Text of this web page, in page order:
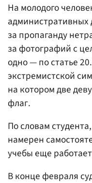
На молодого
административных
за пропаганду
за фотографий с
одно — по статье
экстремистской
на котором две
флаг.
По словам
намерен
учебы еще
В конце февраля